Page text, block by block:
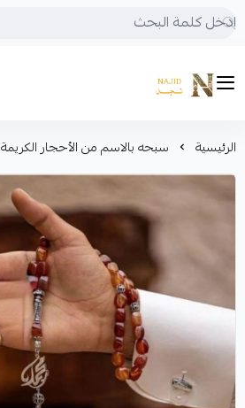
متجر نجد
الرئيسية سبحه بالاسم من الأحجار الكريمة